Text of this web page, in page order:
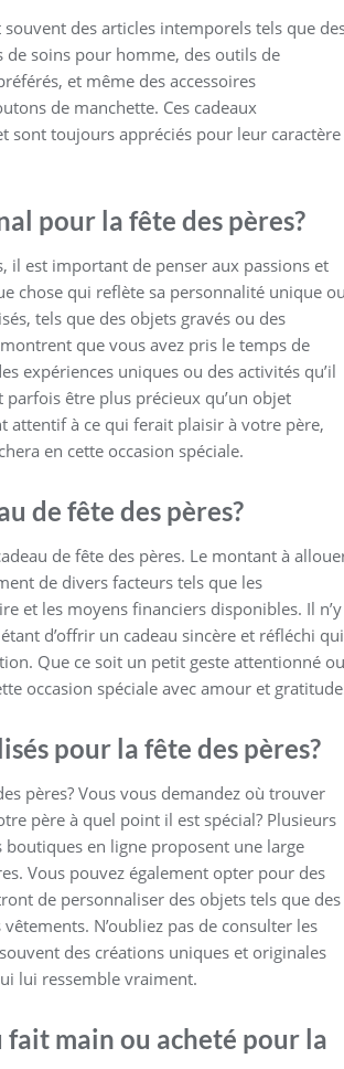
des articles intemporels tels que
de soins pour homme, des outils de
et même des accessoires
de manchette. Ces cadeaux
sont toujours appréciés pour leur caractère
pour la fête des pères?
il est important de penser aux passions et
chose qui reflète sa personnalité unique ou
tels que des objets gravés ou des
que vous avez pris le temps de
expériences uniques ou des activités qu’il
être plus précieux qu’un objet
attentif à ce qui ferait plaisir à votre père,
en cette occasion spéciale.
de fête des pères?
de fête des pères. Le montant à
de divers facteurs tels que les
et les moyens financiers disponibles. Il n’y
d’offrir un cadeau sincère et réfléchi qui
Que ce soit un petit geste attentionné ou
occasion spéciale avec amour et
pour la fête des pères?
pères? Vous vous demandez où trouver
père à quel point il est spécial? Plusieurs
en ligne proposent une large
Vous pouvez également opter pour des
de personnaliser des objets tels que des
N’oubliez pas de consulter les
des créations uniques et originales
lui ressemble vraiment.
main ou acheté pour la